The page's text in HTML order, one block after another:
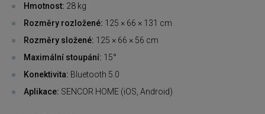
Hmotnost: 28 kg
Rozměry rozložené: 125 × 66 × 131 cm
Rozměry složené: 125 × 66 × 56 cm
Maximální stoupání: 15°
Konektivita: Bluetooth 5.0
Aplikace: SENCOR HOME (iOS, Android)